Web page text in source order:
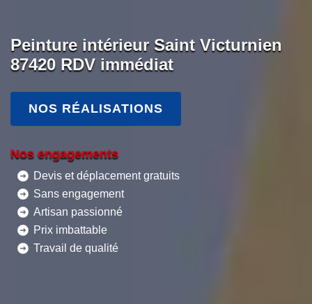
Peinture intérieur Saint Victurnien
87420 RDV immédiat
NOS RÉALISATIONS
Nos engagements
Devis et déplacement gratuits
Sans engagement
Artisan passionné
Prix imbattable
Travail de qualité